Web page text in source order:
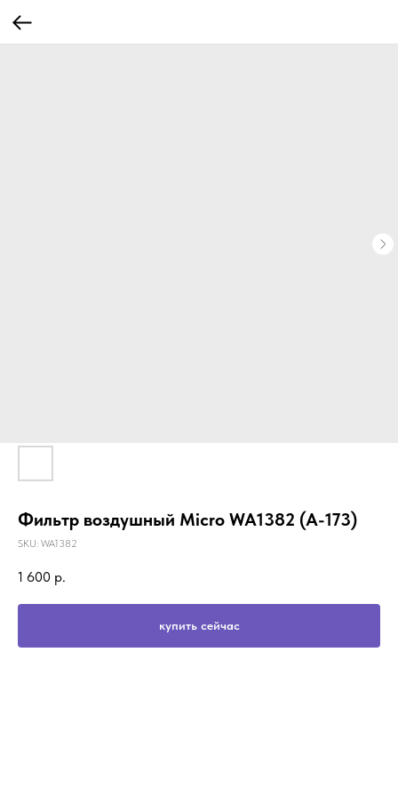
Фильтр воздушный Micro WA1382 (A-173)
SKU: WA1382
1 600 р.
купить сейчас